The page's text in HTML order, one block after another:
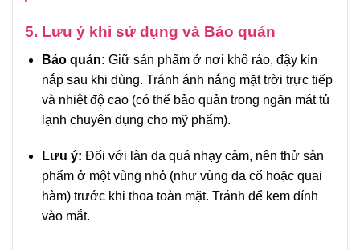
5. Lưu ý khi sử dụng và Bảo quản
Bảo quản: Giữ sản phẩm ở nơi khô ráo, đậy kín
nắp sau khi dùng. Tránh ánh nắng mặt trời trực tiếp
và nhiệt độ cao (có thể bảo quản trong ngăn mát tủ
lạnh chuyên dụng cho mỹ phẩm).
Lưu ý: Đối với làn da quá nhạy cảm, nên thử sản
phẩm ở một vùng nhỏ (như vùng da cổ hoặc quai
hàm) trước khi thoa toàn mặt. Tránh để kem dính
vào mắt.